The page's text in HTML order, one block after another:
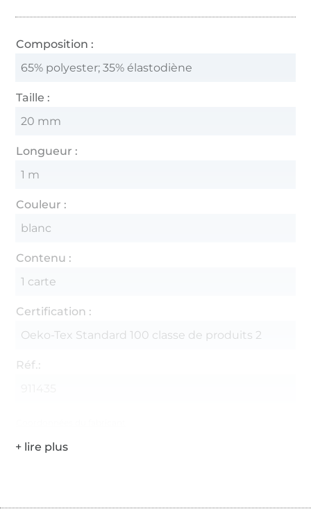
Composition :
65% polyester; 35% élastodiène
Taille :
20 mm
Longueur :
1 m
Couleur :
blanc
Contenu :
1 carte
Certification :
Oeko-Tex Standard 100 classe de produits 2
Réf.: